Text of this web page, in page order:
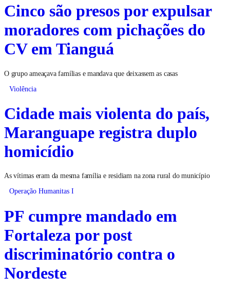
Cinco são presos por expulsar
moradores com pichações do
CV em Tianguá
O grupo ameaçava famílias e mandava que deixassem as casas
Violência
Cidade mais violenta do país,
Maranguape registra duplo
homicídio
As vítimas eram da mesma família e residiam na zona rural do município
Operação Humanitas I
PF cumpre mandado em
Fortaleza por post
discriminatório contra o
Nordeste